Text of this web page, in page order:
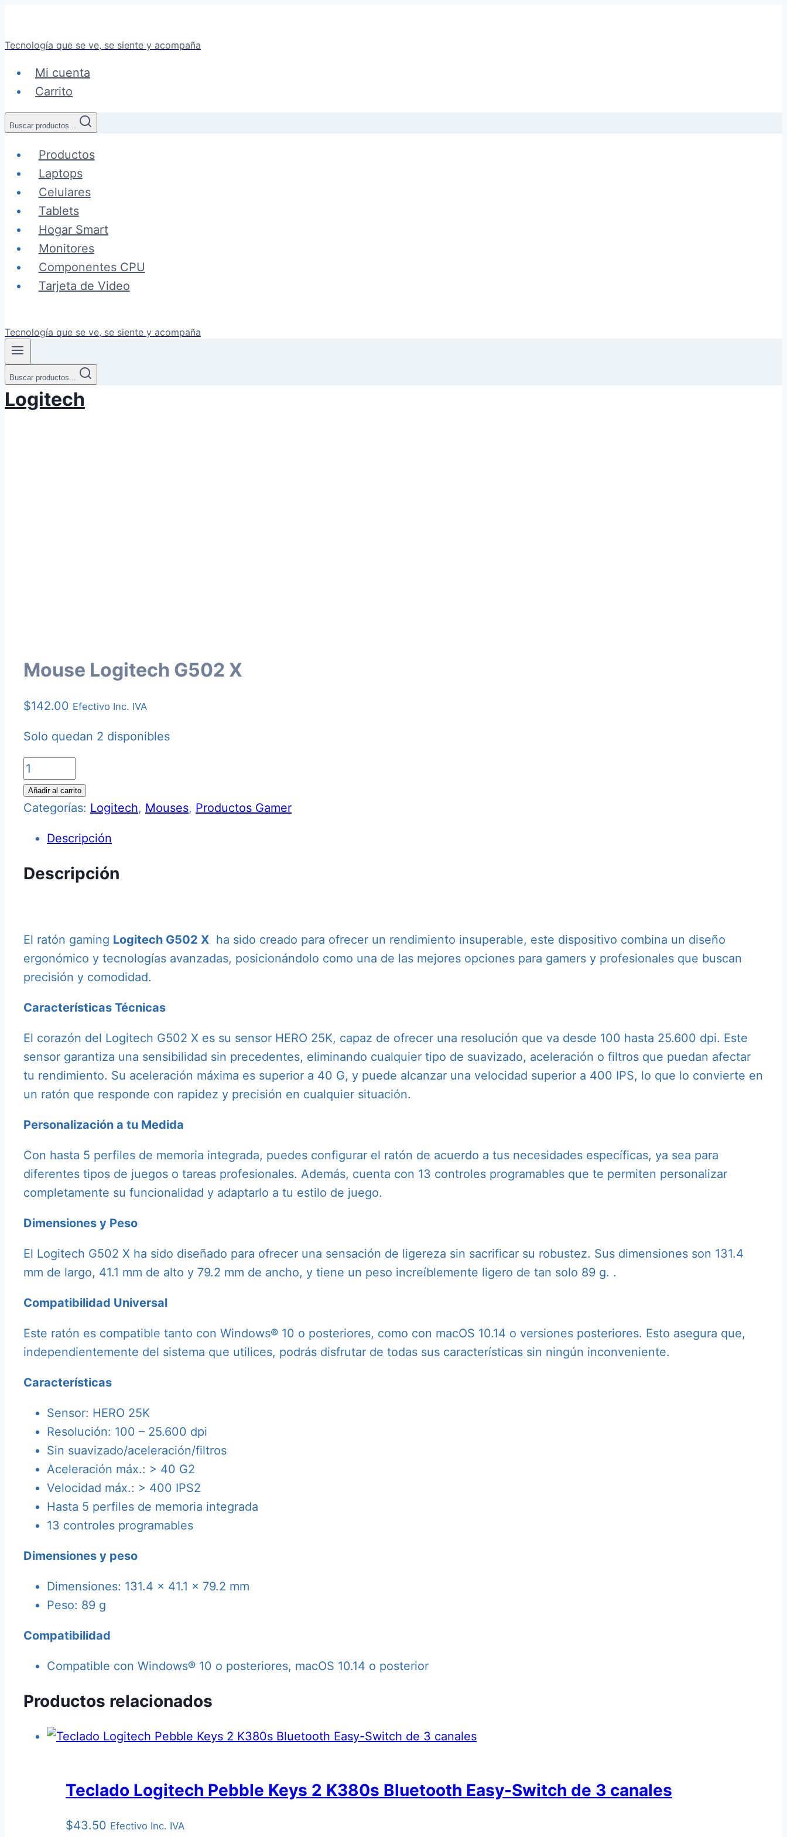
contenido
Tecnología que se ve, se siente y acompaña
Mi cuenta
Carrito
Buscar productos...
Productos
Laptops
Celulares
Tablets
Hogar Smart
Monitores
Componentes CPU
Tarjeta de Video
Tecnología que se ve, se siente y acompaña
Buscar productos...
Logitech
Mouse Logitech G502 X
$142.00 Efectivo Inc. IVA
Solo quedan 2 disponibles
Mouse
Logitech
G502
cantidad
Añadir al carrito
Categorías: Logitech, Mouses, Productos Gamer
Descripción
Descripción
El ratón gaming Logitech G502 X ha sido creado para ofrecer un rendimiento insuperable, este dispositivo combina un diseño
ergonómico y tecnologías avanzadas, posicionándolo como una de las mejores opciones para gamers y profesionales que buscan
precisión y comodidad.
Características Técnicas
El corazón del Logitech G502 X es su sensor HERO 25K, capaz de ofrecer una resolución que va desde 100 hasta 25.600 dpi. Este
sensor garantiza una sensibilidad sin precedentes, eliminando cualquier tipo de suavizado, aceleración o filtros que puedan afectar
tu rendimiento. Su aceleración máxima es superior a 40 G, y puede alcanzar una velocidad superior a 400 IPS, lo que lo convierte en
un ratón que responde con rapidez y precisión en cualquier situación.
Personalización a tu Medida
Con hasta 5 perfiles de memoria integrada, puedes configurar el ratón de acuerdo a tus necesidades específicas, ya sea para
diferentes tipos de juegos o tareas profesionales. Además, cuenta con 13 controles programables que te permiten personalizar
completamente su funcionalidad y adaptarlo a tu estilo de juego.
Dimensiones y Peso
El Logitech G502 X ha sido diseñado para ofrecer una sensación de ligereza sin sacrificar su robustez. Sus dimensiones son 131.4
mm de largo, 41.1 mm de alto y 79.2 mm de ancho, y tiene un peso increíblemente ligero de tan solo 89 g. .
Compatibilidad Universal
Este ratón es compatible tanto con Windows® 10 o posteriores, como con macOS 10.14 o versiones posteriores. Esto asegura que,
independientemente del sistema que utilices, podrás disfrutar de todas sus características sin ningún inconveniente.
Características
Sensor: HERO 25K
Resolución: 100 – 25.600 dpi
Sin suavizado/aceleración/filtros
Aceleración máx.: > 40 G2
Velocidad máx.: > 400 IPS2
Hasta 5 perfiles de memoria integrada
13 controles programables
Dimensiones y peso
Dimensiones: 131.4 x 41.1 x 79.2 mm
Peso: 89 g
Compatibilidad
Compatible con Windows® 10 o posteriores, macOS 10.14 o posterior
Productos relacionados
Teclado Logitech Pebble Keys 2 K380s Bluetooth Easy-Switch de 3 canales
$43.50 Efectivo Inc. IVA